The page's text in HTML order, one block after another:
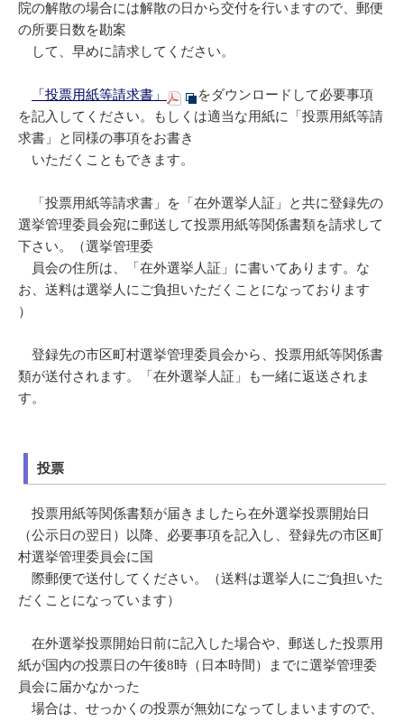
院の解散の場合には解散の日から交付を行いますので、郵便
の所要日数を勘案
して、早めに請求してください。
「投票用紙等請求書」
をダウンロードして必要事項
を記入してください。もしくは適当な用紙に「投票用紙等請
求書」と同様の事項をお書き
いただくこともできます。
「投票用紙等請求書」を「在外選挙人証」と共に登録先の
選挙管理委員会宛に郵送して投票用紙等関係書類を請求して
下さい。（選挙管理委
員会の住所は、「在外選挙人証」に書いてあります。な
お、送料は選挙人にご負担いただくことになっております
）
登録先の市区町村選挙管理委員会から、投票用紙等関係書
類が送付されます。「在外選挙人証」も一緒に返送されま
す。
投票
投票用紙等関係書類が届きましたら在外選挙投票開始日
（公示日の翌日）以降、必要事項を記入し、登録先の市区町
村選挙管理委員会に国
際郵便で送付してください。（送料は選挙人にご負担いた
だくことになっています）
在外選挙投票開始日前に記入した場合や、郵送した投票用
紙が国内の投票日の午後8時（日本時間）までに選挙管理委
員会に届かなかった
場合は、せっかくの投票が無効になってしまいますので、